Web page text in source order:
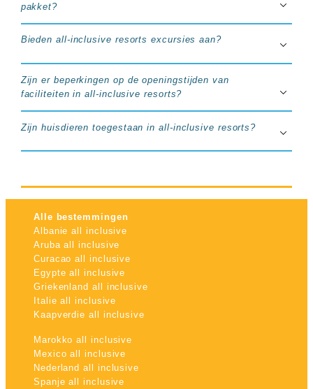
pakket?
Bieden all-inclusive resorts excursies aan?
Zijn er beperkingen op de openingstijden van
faciliteiten in all-inclusive resorts?
Zijn huisdieren toegestaan in all-inclusive resorts?
Alle bestemmingen
Albanie all inclusive
Aruba all inclusive
Curacao all inclusive
Egypte all inclusive
Griekenland all inclusive
Italie all inclusive
Kaapverdie all inclusive
Marokko all inclusive
Mexico all inclusive
Nederland all inclusive
Spanje all inclusive